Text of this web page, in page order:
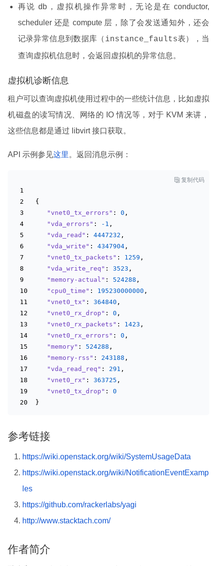
再说 db，虚拟机操作异常时，无论是在 conductor,
scheduler 还是 compute 层，除了会发送通知外，还会
记录异常信息到数据库（ instance_faults表），当
查询虚拟机信息时，会返回虚拟机的异常信息。
虚拟机诊断信息
租户可以查询虚拟机使用过程中的一些统计信息，比如虚拟
机磁盘的读写情况、网络的 IO 情况等，对于 KVM 来讲，
这些信息都是通过 libvirt 接口获取。
API 示例参见这里 。返回消息示例：
 复制代码
{
"vnet0_tx_errors" : 0 ,
"vda_errors" : -1 ,
"vda_read" : 4447232 ,
"vda_write" : 4347904 ,
"vnet0_tx_packets" : 1259 ,
"vda_write_req" : 3523 ,
"memory-actual" : 524288 ,
"cpu0_time" : 195230000000 ,
"vnet0_tx" : 364840 ,
"vnet0_rx_drop" : 0 ,
"vnet0_rx_packets" : 1423 ,
"vnet0_rx_errors" : 0 ,
"memory" : 524288 ,
"memory-rss" : 243188 ,
"vda_read_req" : 291 ,
"vnet0_rx" : 363725 ,
"vnet0_tx_drop" : 0
}
参考链接
https://wiki.openstack.org/wiki/SystemUsageData
https://wiki.openstack.org/wiki/NotificationEventExamp
les
https://github.com/rackerlabs/yagi
http://www.stacktach.com/
作者简介